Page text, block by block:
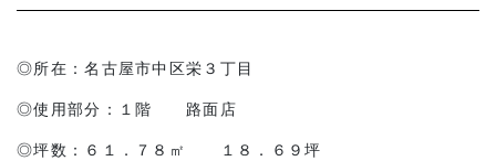
◎所在：名古屋市中区栄３丁目
◎使用部分：１階 路面店
◎坪数：６１．７８㎡ １８．６９坪